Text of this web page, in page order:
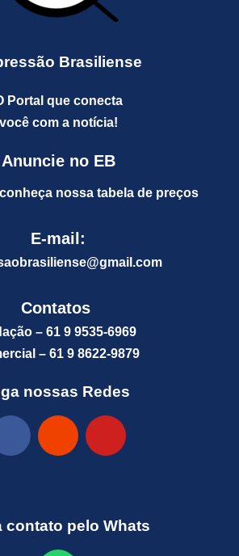
Brasiliense
Portal que conecta
você com a notícia!
Anuncie no EB
nossa tabela de preços
E-mail:
ail.com
Contatos
– 61 9 9535-6969
– 61 9 8622-9879
nossas Redes
contato pelo Whats